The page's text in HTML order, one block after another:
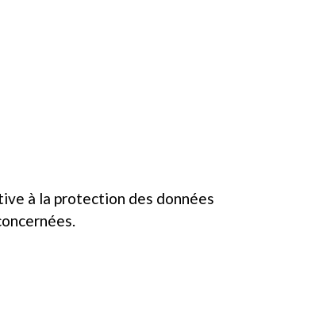
à la protection des données